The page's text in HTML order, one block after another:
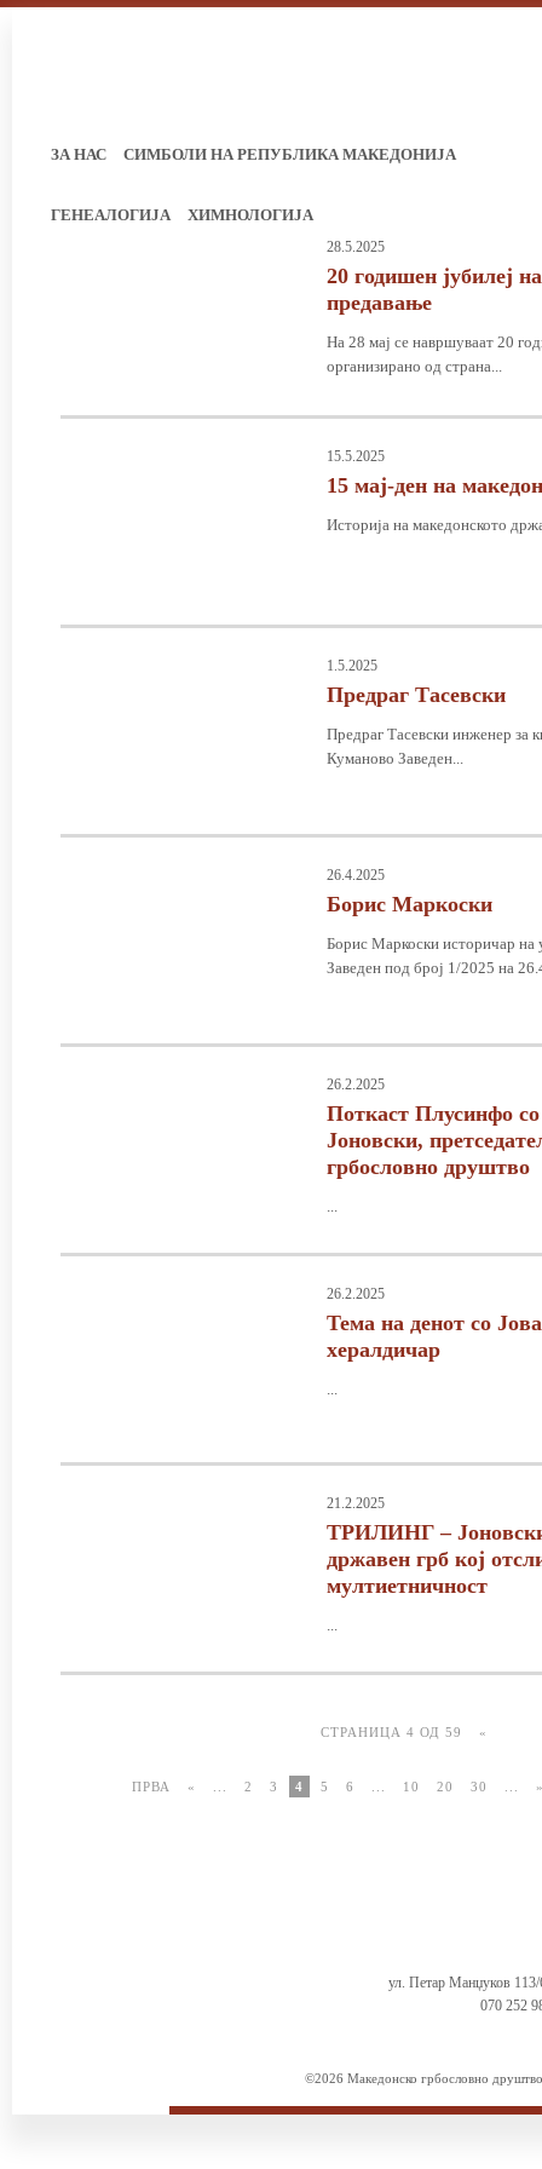
ЗА НАС СИМБОЛИ НА РЕПУБЛИКА МАКЕДОНИЈА
ГЕНЕАЛОГИЈА ХИМНОЛОГИЈА
28.5.2025
20 годишен јубилеј
предавање
На 28 мај се навршуваат 20
организирано од страна...
15.5.2025
15 мај-ден на
Историја на македонското
1.5.2025
Предраг Тасевски
Предраг Тасевски инженер за
Куманово Заведен...
26.4.2025
Борис Маркоски
Борис Маркоски историчар
Заведен под број 1/2025 на
26.2.2025
Поткаст Плусинфо
Јоновски,
грбословно друштво
...
26.2.2025
Тема на денот со
хералдичар
...
21.2.2025
ТРИЛИНГ –
државен грб кој
мултиетничност
...
СТРАНИЦА 4 ОД 59 «
ПРВА « 2 3 4 5 6 10 20 30
ул. Петар Манџуков
070 252
©2026 Македонско грбословно